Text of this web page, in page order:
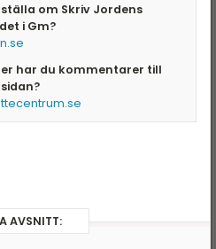
gigameter. Eftersom
kan skrivas som \
om Skriv Jordens
i Gm?
har du kommentarer till
AVSNITT: